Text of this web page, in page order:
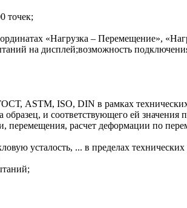
точек;
«Нагрузка – Перемещение»,
на дисплей;возможность
ASTM, ISO, DIN в рамках
и соответствующего ей
перемещения, расчет деформации по
усталость, ... в пределах